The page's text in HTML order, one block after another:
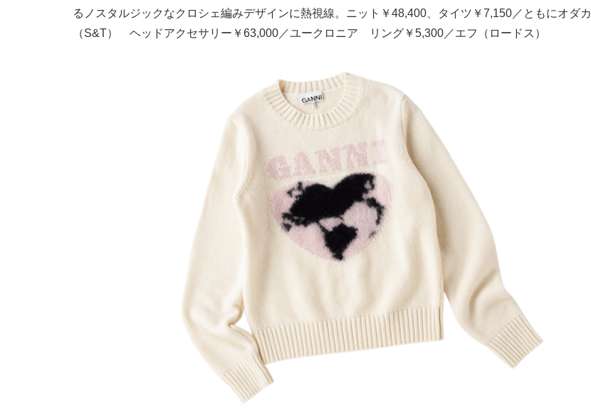
るノスタルジックなクロシェ編みデザインに熱視線。ニット￥48,400、タイツ￥7,150／ともにオダカ
（S&T） ヘッドアクセサリー￥63,000／ユークロニア リング￥5,300／エフ（ロードス）